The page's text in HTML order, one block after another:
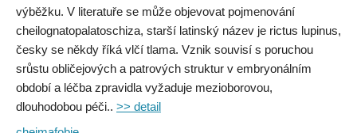
výběžku. V literatuře se může objevovat pojmenování
cheilognatopalatoschiza, starší latinský název je rictus lupinus,
česky se někdy říká vlčí tlama. Vznik souvisí s poruchou
srůstu obličejových a patrových struktur v embryonálním
období a léčba zpravidla vyžaduje mezioborovou,
dlouhodobou péči.. >> detail